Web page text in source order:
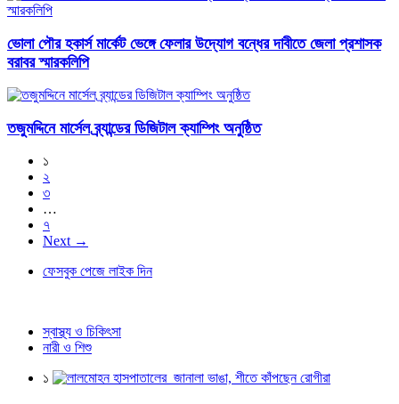
ভোলা পৌর হকার্স মার্কেট ভেঙ্গে ফেলার উদ্যোগ বন্ধের দাবীতে জেলা প্রশাসক
বরাবর স্মারকলিপি
তজুমদ্দিনে মার্সেল ব্র্যান্ডের ডিজিটাল ক্যাম্পিং অনুষ্ঠিত
১
২
৩
…
৭
Next →
ফেসবুক পেজে লাইক দিন
স্বাস্থ্য ও চিকিৎসা
নারী ও শিশু
১